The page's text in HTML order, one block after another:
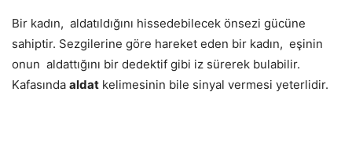
Bir kadın, aldatıldığını hissedebilecek önsezi gücüne
sahiptir. Sezgilerine göre hareket eden bir kadın, eşinin
onun aldattığını bir dedektif gibi iz sürerek bulabilir.
Kafasında aldat kelimesinin bile sinyal vermesi yeterlidir.